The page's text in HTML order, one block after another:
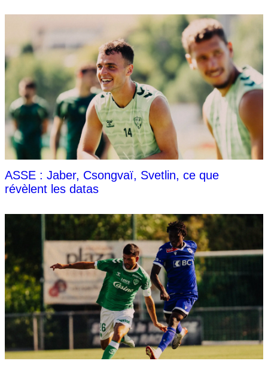
ASSE : Jaber, Csongvaï, Svetlin, ce que
révèlent les datas